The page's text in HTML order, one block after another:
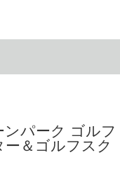
ンパーク ゴルフ
ー＆ゴルフスク